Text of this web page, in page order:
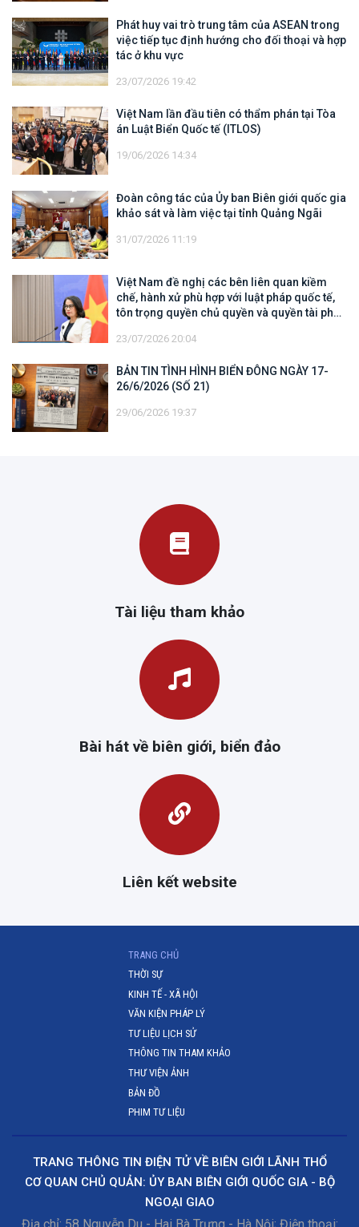
Phát huy vai trò trung tâm của ASEAN trong
việc tiếp tục định hướng cho đối thoại và hợp
tác ở khu vực
23/07/2026 19:42
Việt Nam lần đầu tiên có thẩm phán tại Tòa
án Luật Biển Quốc tế (ITLOS)
19/06/2026 14:34
Đoàn công tác của Ủy ban Biên giới quốc gia
khảo sát và làm việc tại tỉnh Quảng Ngãi
31/07/2026 11:19
Việt Nam đề nghị các bên liên quan kiềm
chế, hành xử phù hợp với luật pháp quốc tế,
tôn trọng quyền chủ quyền và quyền tài phán
địa của quốc gia ven biển
23/07/2026 20:04
BẢN TIN TÌNH HÌNH BIỂN ĐÔNG NGÀY 17-
26/6/2026 (SỐ 21)
29/06/2026 19:37
Tài liệu tham khảo
Bài hát về biên giới, biển đảo
Liên kết website
TRANG CHỦ(CURRENT)
THỜI SỰ
KINH TẾ - XÃ HỘI
VĂN KIỆN PHÁP LÝ
TƯ LIỆU LỊCH SỬ
THÔNG TIN THAM KHẢO
THƯ VIỆN ẢNH
BẢN ĐỒ
PHIM TƯ LIỆU
TRANG THÔNG TIN ĐIỆN TỬ VỀ BIÊN GIỚI LÃNH THỔ
CƠ QUAN CHỦ QUẢN: ỦY BAN BIÊN GIỚI QUỐC GIA - BỘ
NGOẠI GIAO